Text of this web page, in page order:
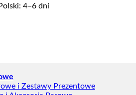
4–6 dni
i Zestawy Prezentowe